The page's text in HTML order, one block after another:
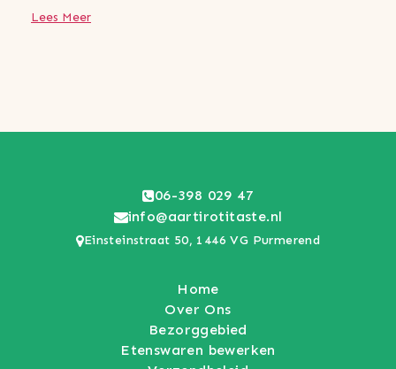
Lees Meer
06-398 029 47
info@aartirotitaste.nl
Einsteinstraat 50, 1446 VG Purmerend
Home
Over Ons
Bezorggebied
Etenswaren bewerken